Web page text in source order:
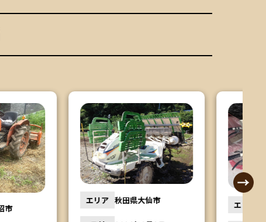
エリア 福島県郡山市